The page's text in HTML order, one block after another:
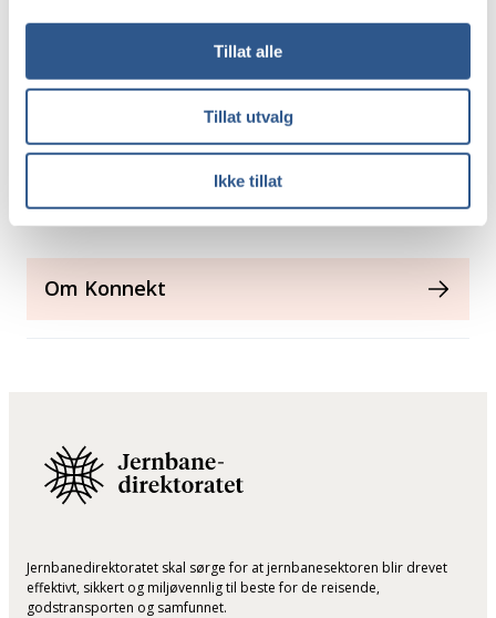
Tillat alle
Tillat utvalg
Ikke tillat
av forskningsbasert og arbeidslivsrelevant
kompetanse. I tillegg vil Konnekt koordinere
rekrutteringsaktiviteter til både studier og
gjøre samferdsel enda mer attraktivt for fremtidige
arbeidstakere.
Les mer om Konnekts arbeid
Om Konnekt
Jernbanedirektoratet skal sørge for at jernbanesektoren blir drevet
effektivt, sikkert og miljøvennlig til beste for de reisende,
godstransporten og samfunnet.